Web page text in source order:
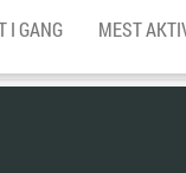
I GANG MEST